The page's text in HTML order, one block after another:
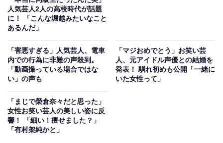
人気芸人2人の高校時代が話題
に！ 「こんな堀越みたいなこと
あるんだ」
「害悪すぎる」人気芸人、電車
内での行為に非難の声殺到。
「動画撮っている場合ではな
い」の声も
「マジおめでとう」お笑い芸
人、元アイドル声優との結婚を
発表！ 馴れ初めも公開「一緒に
いた女性って」
「まじで榮倉奈々だと思った」
女性お笑い芸人の美しい姿に反
響！ 「細い！痩せました？」
「有村架純かと」